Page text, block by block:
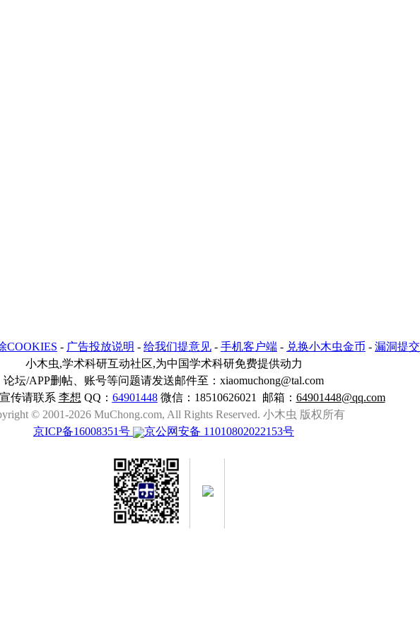
COOKIES - 广告投放说明 - 给我们提意见 - 手机客户端 - 兑换小木虫金币 - 漏洞提交
小木虫,学术科研互动社区,为中国学术科研免费提供动力
论坛/APP删帖、账号等问题请发送邮件至：xiaomuchong@tal.com
传请联系 李想 QQ： 64901448微信：18510626021 邮箱： 64901448@qq.com
© 2001-2026 MuChong.com, All Rights Reserved. 小木虫 版权所有
京ICP备16008351号
京公网安备 11010802022153号